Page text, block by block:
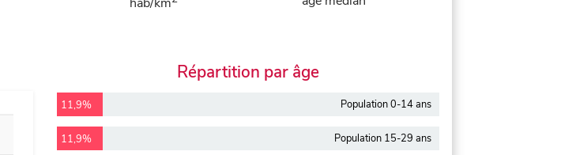
hab/km
Répartition par âge
11,9% Population 0-14 ans
11,9% Population 15-29 ans